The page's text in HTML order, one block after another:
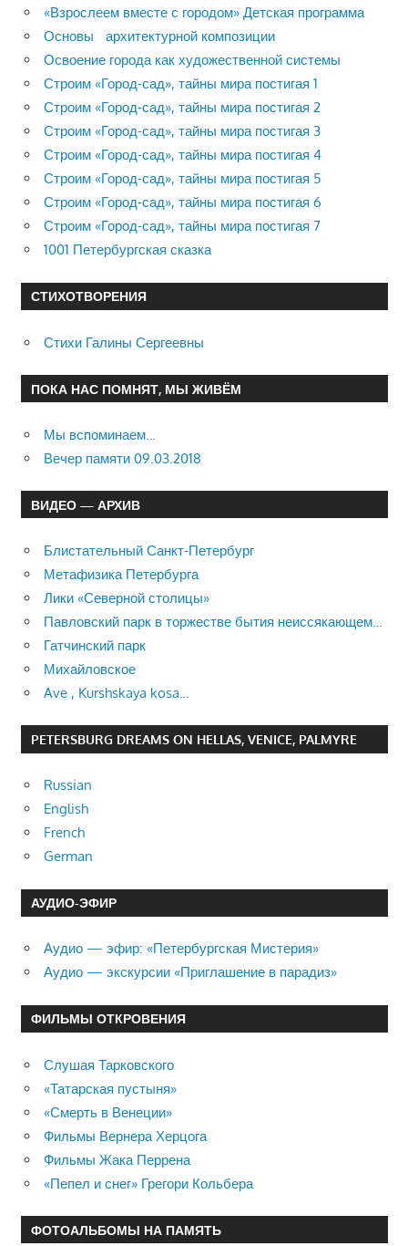
«Взрослеем вместе с городом» Детская программа
Основы архитектурной композиции
Освоение города как художественной системы
Строим «Город-сад», тайны мира постигая 1
Строим «Город-сад», тайны мира постигая 2
Строим «Город-сад», тайны мира постигая 3
Строим «Город-сад», тайны мира постигая 4
Строим «Город-сад», тайны мира постигая 5
Строим «Город-сад», тайны мира постигая 6
Строим «Город-сад», тайны мира постигая 7
1001 Петербургская сказка
СТИХОТВОРЕНИЯ
Стихи Галины Сергеевны
ПОКА НАС ПОМНЯТ, МЫ ЖИВЁМ
Мы вспоминаем…
Вечер памяти 09.03.2018
ВИДЕО — АРХИВ
Блистательный Санкт-Петербург
Метафизика Петербурга
Лики «Северной столицы»
Павловский парк в торжестве бытия неиссякающем…
Гатчинский парк
Михайловское
Ave , Kurshskaya kosa…
PETERSBURG DREAMS ON HELLAS, VENICE, PALMYRE
Russian
English
French
German
АУДИО-ЭФИР
Аудио — эфир: «Петербургская Мистерия»
Аудио — экскурсии «Приглашение в парадиз»
ФИЛЬМЫ ОТКРОВЕНИЯ
Слушая Тарковского
«Татарская пустыня»
«Смерть в Венеции»
Фильмы Вернера Херцога
Фильмы Жака Перрена
«Пепел и снег» Грегори Кольбера
ФОТОАЛЬБОМЫ НА ПАМЯТЬ